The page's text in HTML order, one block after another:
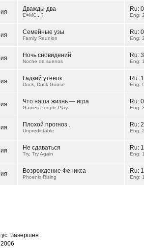
Дважды два
E=MC...?
Ru:
Eng:
Семейные узы
Family Reunion
Ru:
Eng:
Ночь сновидений
Noche de suenos
Ru:
Eng:
Гадкий утенок
Duck, Duck Goose
Ru:
Eng:
Что наша жизнь — игра
Games People Play
Ru:
Eng:
Плохой прогноз .
Unpredictable
Ru:
Eng:
Не сдаваться
Try, Try Again
Ru:
Eng:
Возрождение Феникса
Phoenix Rising
Ru:
Eng:
Завершен
2006